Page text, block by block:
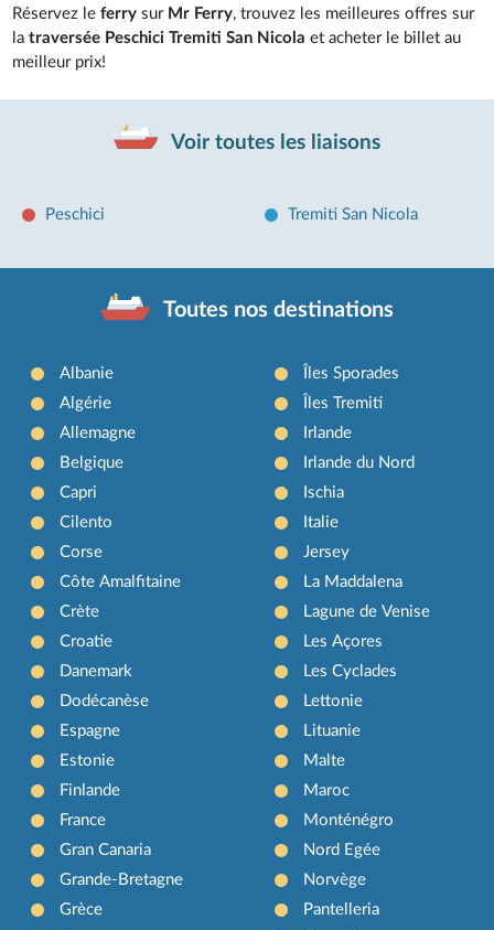
Réservez leferrysur Mr Ferry, trouvez les meilleures offres sur
latraversée Peschici Tremiti San Nicola et acheter le billet au
meilleur prix!
Voir toutes les liaisons
Peschici Tremiti San Nicola
Toutes nos destinations
Albanie
Algérie
Allemagne
Belgique
Capri
Cilento
Corse
Côte Amalfitaine
Crète
Croatie
Danemark
Dodécanèse
Espagne
Estonie
Finlande
France
Gran Canaria
Grande-Bretagne
Grèce
Îles Sporades
Îles Tremiti
Irlande
Irlande du Nord
Ischia
Italie
Jersey
La Maddalena
Lagune de Venise
Les Açores
Les Cyclades
Lettonie
Lituanie
Malte
Maroc
Monténégro
Nord Egée
Norvège
Pantelleria